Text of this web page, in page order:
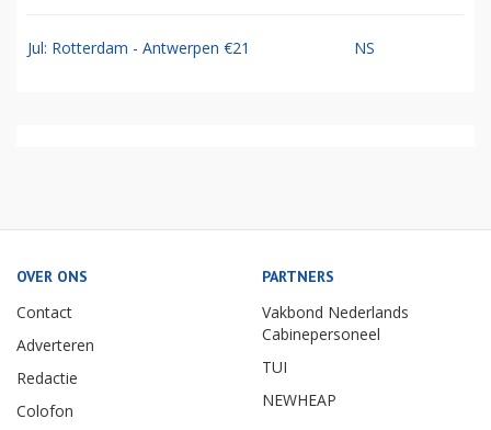
Jul: Rotterdam - Antwerpen €21 NS
OVER ONS
Contact
Adverteren
Redactie
Colofon
PARTNERS
Vakbond Nederlands
Cabinepersoneel
TUI
NEWHEAP